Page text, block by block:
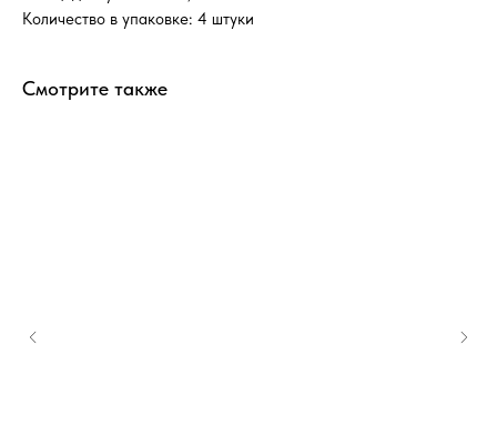
Количество в упаковке: 4 штуки
Смотрите также